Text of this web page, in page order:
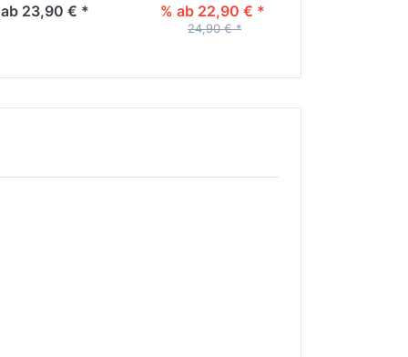
ab 23,90 € * % ab 22,90 € *
24,90 € *